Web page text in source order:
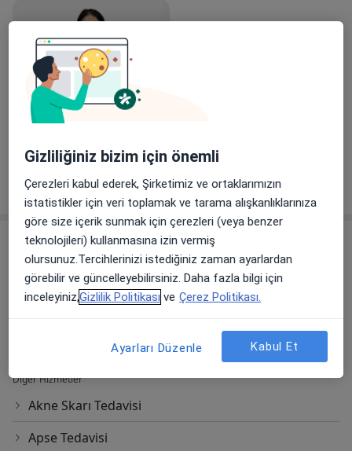
Tümünü gösterdeneyim hakkında
Hizmetler
Başlıca Hizmetler
Dermatoloji Randevusu
Medical Point İzmir Hastanesi
Diğer Hizmetler
Akne Skarı Tedavisi
Apse Tedavisi
Gizliliğiniz bizim için önemli
Çerezleri kabul ederek, Şirketimiz ve ortaklarımızın
istatistikler için veri toplamak ve tarama alışkanlıklarınıza
göre size içerik sunmak için çerezleri (veya benzer
teknolojileri) kullanmasına izin vermiş
olursunuz.Tercihlerinizi istediğiniz zaman ayarlardan
görebilir ve güncelleyebilirsiniz. Daha fazla bilgi için
inceleyiniz,Gizlilik Politikası ve Çerez Politikası.
Ayarları Düzenle Kabul Et